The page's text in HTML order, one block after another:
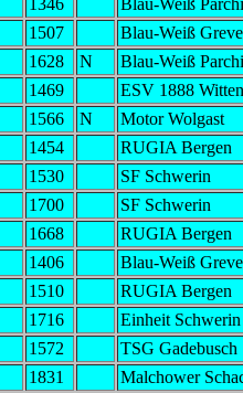
1346
Blau-Weiß
1507
Blau-Weiß
1628 N
Blau-Weiß
1469
ESV 1888
1566 N
Motor Wolgast
1454
RUGIA Bergen
1530
SF Schwerin
1700
SF Schwerin
1668
RUGIA Bergen
1406
Blau-Weiß
1510
RUGIA Bergen
1716
Einheit Schwerin
1572
TSG Gadebusch
1831
Malchower